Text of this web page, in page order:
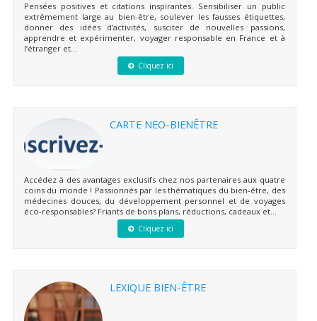
Pensées positives et citations inspirantes. Sensibiliser un public
extrêmement large au bien-être, soulever les fausses étiquettes,
donner des idées d’activités, susciter de nouvelles passions,
apprendre et expérimenter, voyager responsable en France et à
l’étranger et...
Cliquez ici
CARTE NEO-BIENÊTRE
Accédez à des avantages exclusifs chez nos partenaires aux quatre
coins du monde ! Passionnés par les thématiques du bien-être, des
médecines douces, du développement personnel et de voyages
éco-responsables? Friants de bons plans, réductions, cadeaux et...
Cliquez ici
LEXIQUE BIEN-ÊTRE